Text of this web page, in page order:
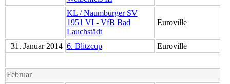
KL / Naumburger SV
1951 VI - VfB Bad
Lauchstädt
Euroville
31. Januar 2014 6. Blitzcup Euroville
Februar